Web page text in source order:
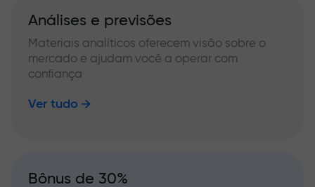
Análises e previsões
Materiais analíticos oferecem visão sobre o
mercado e ajudam você a operar com
confiança
Ver tudo
Bônus de 30%